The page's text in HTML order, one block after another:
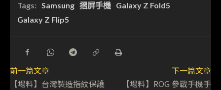
Tags: Samsung 摺屏手機 Galaxy Z Fold5
Galaxy Z Flip5
前一篇文章
【場料】台灣製造指紋保護
下一篇文章
【場料】ROG 參戰手機手